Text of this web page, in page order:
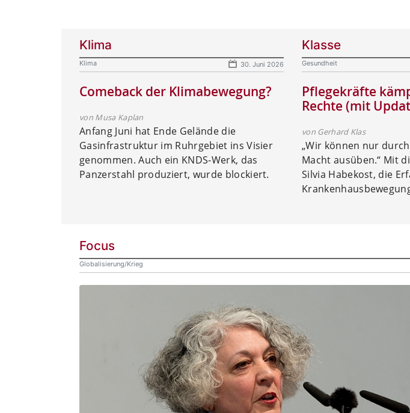
Klima
Klima 30. Juni 2026
Comeback der Klimabewegung?
von Musa Kaplan
Anfang Juni hat Ende Gelände die
Gasinfrastruktur im Ruhrgebiet ins Visier
genommen. Auch ein KNDS-Werk, das
Panzerstahl produziert, wurde blockiert.
Klasse
Gesundheit
Pflegekräfte
Rechte (mit
von Gerhard Klas
„Wir können nur
Macht ausüben.“ Mit
Silvia Habekost, die
Focus
Globalisierung/Krieg